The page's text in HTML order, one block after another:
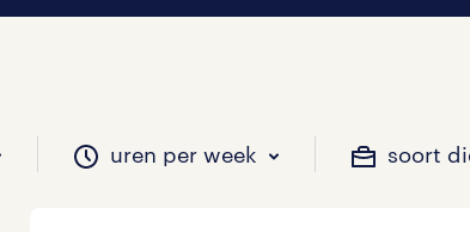
uren per week soort